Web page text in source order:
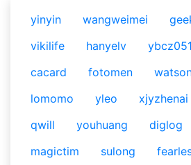
yinyin wangweimei
vikilife
hanyelv
cacard
fotomen
lomomo
yleo xjyzhenai
qwill
youhuang diglog
magictim
sulong